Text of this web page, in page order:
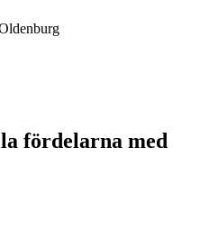
fördelarna med